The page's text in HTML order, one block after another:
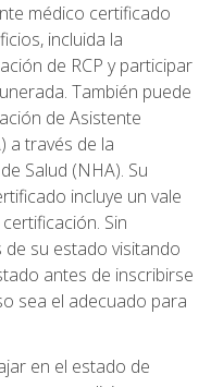
médico certificado
incluida la
de RCP y participar
También puede
de Asistente
a través de la
Salud (NHA). Su
incluye un vale
Sin
su estado visitando
antes de inscribirse
sea el adecuado para
en el estado de